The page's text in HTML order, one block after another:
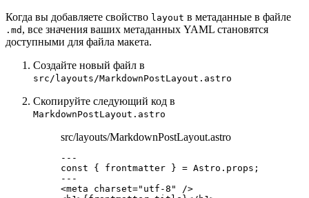
Когда вы добавляете свойство layout в метаданные в файле
.md , все значения ваших метаданных YAML становятся
доступными для файла макета.
Создайте новый файл в
src/layouts/MarkdownPostLayout.astro
Скопируйте следующий код в
MarkdownPostLayout.astro
src/layouts/MarkdownPostLayout.astro
---
const { frontmatter } = Astro . props ;
---
<meta charset=" utf-8 "
/>